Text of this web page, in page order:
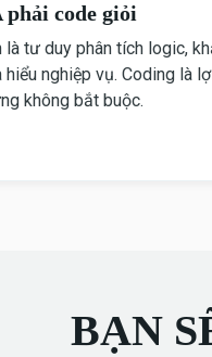
phải code giỏi
là tư duy phân tích logic,
nghiệp vụ. Coding là
không bắt buộc.
BẠN